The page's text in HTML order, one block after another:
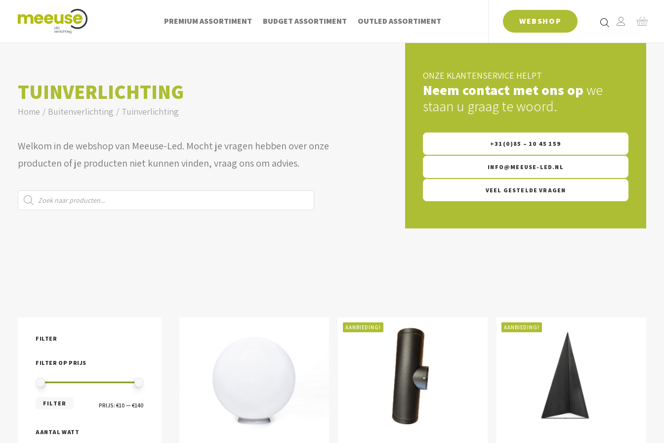
PREMIUM ASSORTIMENT BUDGET ASSORTIMENT OUTLED ASSORTIMENT WEBSHOP
TUINVERLICHTING
Home Buitenverlichting Tuinverlichting
Welkom in de webshop van Meeuse-Led. Mocht je vragen hebben over onze
producten of je producten niet kunnen vinden, vraag ons om advies.
Producten
zoeken
ONZE KLANTENSERVICE HELPT
Neem contact met ons opwe
staan u graag te woord.
+31(0)85 – 10 45 159
INFO@MEEUSE-LED.NL
VEEL GESTELDE VRAGEN
FILTER
FILTER OP PRIJS
FILTER PRIJS: €10 — €140
AANTAL WATT
AANBIEDING! AANBIEDING!